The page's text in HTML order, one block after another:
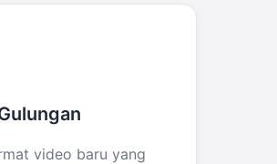
video baru yang